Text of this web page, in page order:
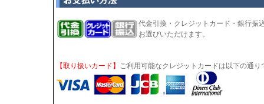
代金引換・クレジットカード・銀行振
お選びいただけます。
【取り扱いカード】 ご利用可能なクレジットカードは以下の通り